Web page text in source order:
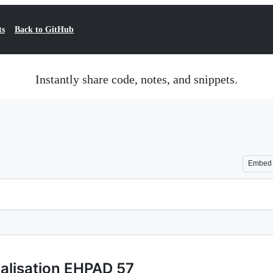
Back to GitHub
Instantly share code, notes, and snippets.
Embed
EHPAD 57